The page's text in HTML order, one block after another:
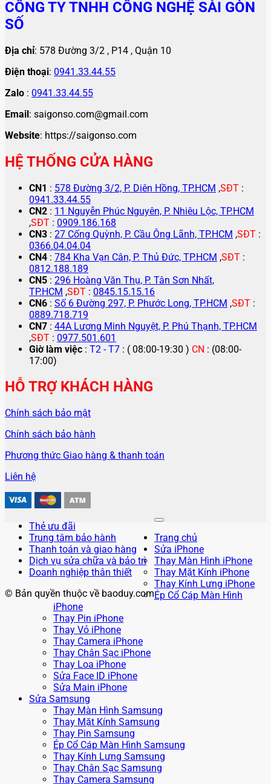
CÔNG TY TNHH CÔNG NGHỆ SÀI GÒN
SỐ
Địa chỉ: 578 Đường 3/2 , P14 , Quận 10
Điện thoại: 0941.33.44.55
Zalo : 0941.33.44.55
Email: saigonso.com@gmail.com
Website: https://saigonso.com
HỆ THỐNG CỬA HÀNG
CN1 : 578 Đường 3/2, P. Diên Hồng, TP.HCM ,SĐT :
0941.33.44.55
CN2 : 11 Nguyễn Phúc Nguyên, P. Nhiêu Lộc, TP.HCM
,SĐT : 0909.186.168
CN3 : 27 Cống Quỳnh, P. Cầu Ông Lãnh, TP.HCM ,SĐT :
0366.04.04.04
CN4 : 784 Kha Vạn Cân, P. Thủ Đức, TP.HCM ,SĐT :
0812.188.189
CN5 : 296 Hoàng Văn Thụ, P. Tân Sơn Nhất,
TP.HCM ,SĐT : 0845.15.15.16
CN6 : Số 6 Đường 297, P. Phước Long, TP.HCM ,SĐT :
0889.718.719
CN7 : 44A Lương Minh Nguyệt, P. Phú Thạnh, TP.HCM
,SĐT : 0977.501.601
Giờ làm việc : T2 - T7 : ( 08:00-19:30 ) CN : (08:00-
17:00)
HỖ TRỢ KHÁCH HÀNG
Chính sách bảo mật
Chính sách bảo hành
Phương thức Giao hàng & thanh toán
Liên hệ
Thẻ ưu đãi
Trung tâm bảo hành
Thanh toán và giao hàng
Dịch vụ sửa chữa và bảo trì
Doanh nghiệp thân thiết
© Bản quyền thuộc về baoduy.com
Trang chủ
Sửa iPhone
Thay Màn Hình iPhone
Thay Mặt Kính iPhone
Thay Kính Lưng iPhone
Ép Cổ Cáp Màn Hình
iPhone
Thay Pin iPhone
Thay Vỏ iPhone
Thay Camera iPhone
Thay Chân Sạc iPhone
Thay Loa iPhone
Sửa Face ID iPhone
Sửa Main iPhone
Sửa Samsung
Thay Màn Hình Samsung
Thay Mặt Kính Samsung
Thay Pin Samsung
Ép Cổ Cáp Màn Hình Samsung
Thay Kính Lưng Samsung
Thay Chân Sạc Samsung
Thay Camera Samsung